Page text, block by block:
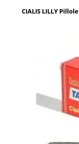
CIALIS LILLY Pillole